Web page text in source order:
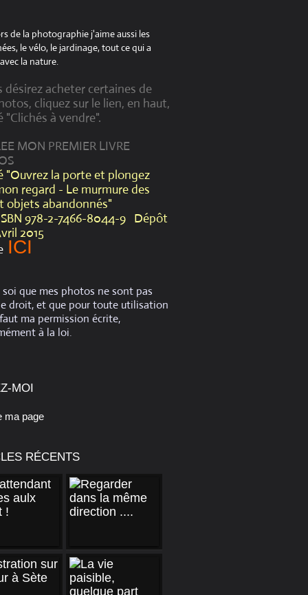
de la photographie j'aime aussi les
le vélo, le jardinage, tout ce qui a
la nature.
désirez acheter certaines de
cliquez sur le lien, en haut,
à vendre".
MON PREMIER LIVRE
"Ouvrez la porte et plongez
regard - Le murmure des
objets abandonnés"
978-2-7466-8044-9 Dépôt
2015
ICI
soi que mes photos ne sont pas
droit, et que pour toute utilisation
ma permission écrite,
à la loi.
MOI
ma page
RÉCENTS